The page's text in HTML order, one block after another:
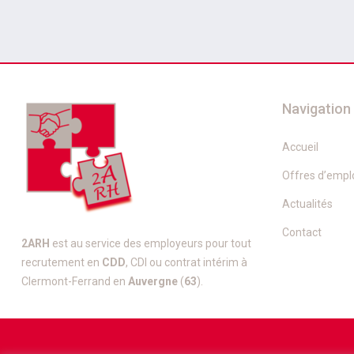
2ARH est au service des employeurs pour tout
recrutement en CDD, CDI ou contrat intérim à
Clermont-Ferrand en Auvergne (63).
Navigation
Accueil
Offres
Actualités
Contact